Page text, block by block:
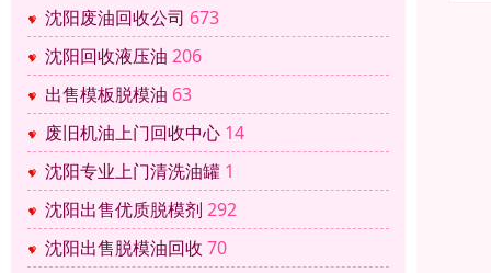
沈阳废油回收公司 673
沈阳回收液压油 206
出售模板脱模油 63
废旧机油上门回收中心 14
沈阳专业上门清洗油罐 1
沈阳出售优质脱模剂 292
沈阳出售脱模油回收 70